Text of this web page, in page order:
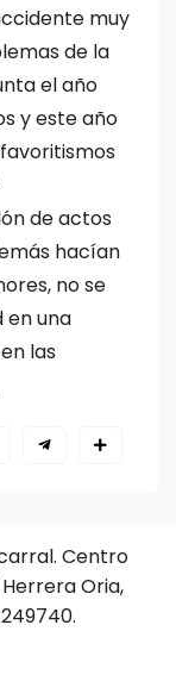
muy
de la
el año
y este año
de actos
hacían
no se
en una
las
Centro
Oria,